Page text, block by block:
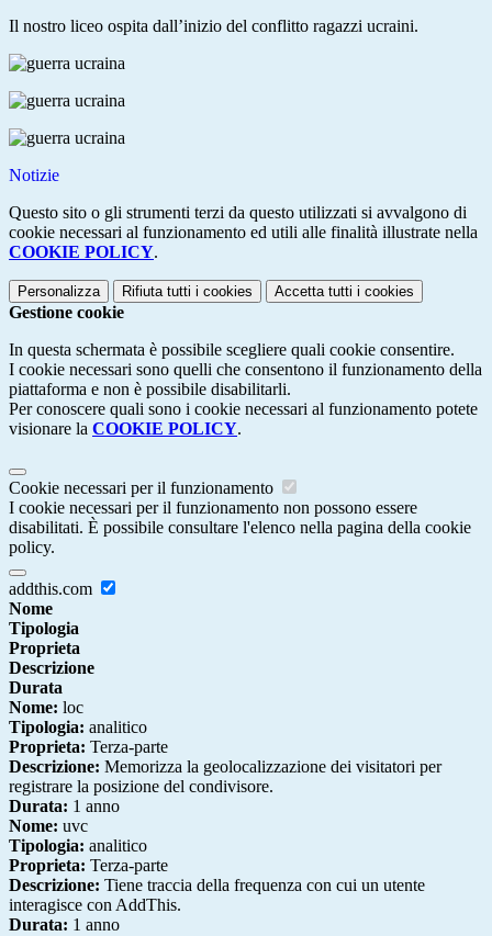
Il nostro liceo ospita dall’inizio del conflitto ragazzi ucraini.
Notizie
Questo sito o gli strumenti terzi da questo utilizzati si avvalgono di
cookie necessari al funzionamento ed utili alle finalità illustrate nella
COOKIE POLICY.
Personalizza Rifiuta tutti i cookies Accetta tutti i cookies
Gestione cookie
In questa schermata è possibile scegliere quali cookie consentire.
I cookie necessari sono quelli che consentono il funzionamento della
piattaforma e non è possibile disabilitarli.
Per conoscere quali sono i cookie necessari al funzionamento potete
visionare la COOKIE POLICY.
Cookie necessari per il funzionamento
I cookie necessari per il funzionamento non possono essere
disabilitati. È possibile consultare l'elenco nella pagina della cookie
policy.
addthis.com
Nome
Tipologia
Proprieta
Descrizione
Durata
Nome: loc
Tipologia: analitico
Proprieta: Terza-parte
Descrizione: Memorizza la geolocalizzazione dei visitatori per
registrare la posizione del condivisore.
Durata: 1 anno
Nome: uvc
Tipologia: analitico
Proprieta: Terza-parte
Descrizione: Tiene traccia della frequenza con cui un utente
interagisce con AddThis.
Durata: 1 anno